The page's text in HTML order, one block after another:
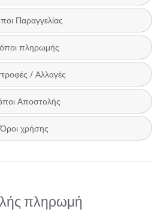
Παραγγελίας
πληρωμής
/ Αλλαγές
Αποστολής
Όροι χρήσης
πληρωμή